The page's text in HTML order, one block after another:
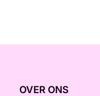
OVER ONS